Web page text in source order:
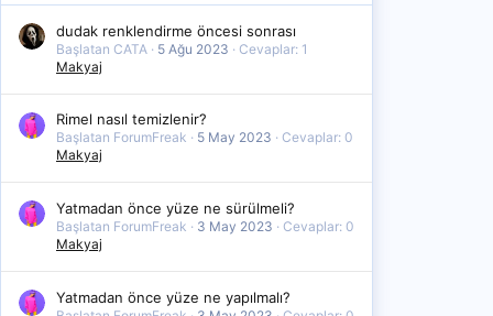
dudak renklendirme öncesi sonrası
Başlatan CATA 5 Ağu 2023
Cevaplar: 1
Makyaj
Rimel nasıl temizlenir?
Başlatan ForumFreak 5 May 2023
Cevaplar: 0
Makyaj
Yatmadan önce yüze ne sürülmeli?
Başlatan ForumFreak 3 May 2023
Cevaplar: 0
Makyaj
Yatmadan önce yüze ne yapılmalı?